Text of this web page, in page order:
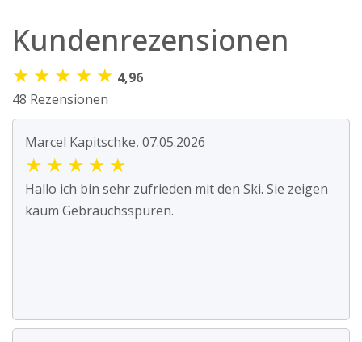
Kundenrezensionen
★ ★ ★ ★ ★ 4,96
48 Rezensionen
Marcel Kapitschke, 07.05.2026
★ ★ ★ ★ ★
Hallo ich bin sehr zufrieden mit den Ski. Sie zeigen
kaum Gebrauchsspuren.